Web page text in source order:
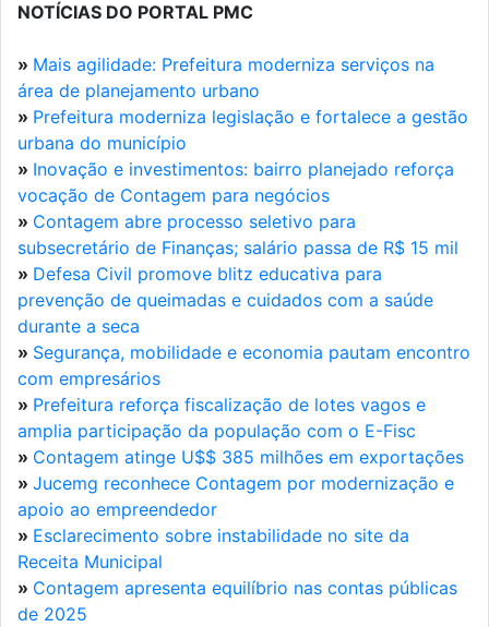
NOTÍCIAS DO PORTAL PMC
» Mais agilidade: Prefeitura moderniza serviços na
área de planejamento urbano
» Prefeitura moderniza legislação e fortalece a gestão
urbana do município
» Inovação e investimentos: bairro planejado reforça
vocação de Contagem para negócios
» Contagem abre processo seletivo para
subsecretário de Finanças; salário passa de R$ 15 mil
» Defesa Civil promove blitz educativa para
prevenção de queimadas e cuidados com a saúde
durante a seca
» Segurança, mobilidade e economia pautam encontro
com empresários
» Prefeitura reforça fiscalização de lotes vagos e
amplia participação da população com o E-Fisc
» Contagem atinge U$$ 385 milhões em exportações
» Jucemg reconhece Contagem por modernização e
apoio ao empreendedor
» Esclarecimento sobre instabilidade no site da
Receita Municipal
» Contagem apresenta equilíbrio nas contas públicas
de 2025